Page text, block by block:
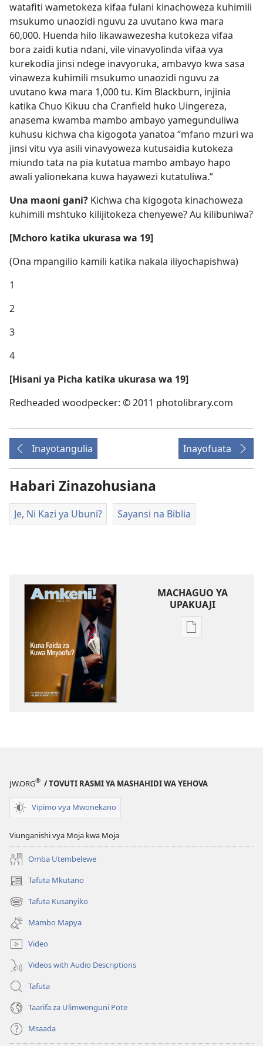
watafiti wametokeza kifaa fulani kinachoweza kuhimili
msukumo unaozidi nguvu za uvutano kwa mara
60,000. Huenda hilo likawawezesha kutokeza vifaa
bora zaidi kutia ndani, vile vinavyolinda vifaa vya
kurekodia jinsi ndege inavyoruka, ambavyo kwa sasa
vinaweza kuhimili msukumo unaozidi nguvu za
uvutano kwa mara 1,000 tu. Kim Blackburn, injinia
katika Chuo Kikuu cha Cranfield huko Uingereza,
anasema kwamba mambo ambayo yamegunduliwa
kuhusu kichwa cha kigogota yanatoa “mfano mzuri wa
jinsi vitu vya asili vinavyoweza kutusaidia kutokeza
miundo tata na pia kutatua mambo ambayo hapo
awali yalionekana kuwa hayawezi kutatuliwa.”
Una maoni gani? Kichwa cha kigogota kinachoweza
kuhimili mshtuko kilijitokeza chenyewe? Au kilibuniwa?
[Mchoro katika ukurasa wa 19]
(Ona mpangilio kamili katika nakala iliyochapishwa)
1
2
3
4
[Hisani ya Picha katika ukurasa wa 19]
Redheaded woodpecker: © 2011 photolibrary.com
Inayotangulia Inayofuata
Habari Zinazohusiana
Je, Ni Kazi ya Ubuni? Sayansi na Biblia
MACHAGUO YA
UPAKUAJI
Mbinu
JW.ORG® / TOVUTI RASMI YA MASHAHIDI WA YEHOVA
Vipimo vya Mwonekano
Viunganishi vya Moja kwa Moja
Omba Utembelewe
Tafuta Mkutano
(opens
new
window)
Tafuta Kusanyiko
(opens
new
window)
Mambo Mapya
Video
Videos with Audio Descriptions
Tafuta
Taarifa za Ulimwenguni Pote
Msaada